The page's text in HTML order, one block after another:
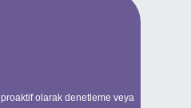
olarak denetleme veya